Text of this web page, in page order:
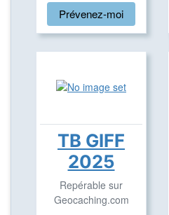
Prévenez-moi
TB GIFF
2025
Repérable sur
Geocaching.com